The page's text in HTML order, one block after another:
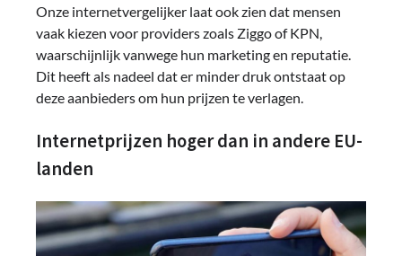
Onze internetvergelijker laat ook zien dat mensen
vaak kiezen voor providers zoals Ziggo of KPN,
waarschijnlijk vanwege hun marketing en reputatie.
Dit heeft als nadeel dat er minder druk ontstaat op
deze aanbieders om hun prijzen te verlagen.
Internetprijzen hoger dan in andere EU-
landen